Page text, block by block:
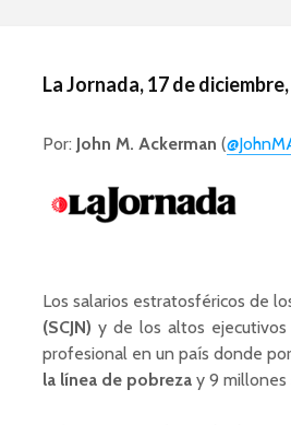
La Jornada, 17 de
Por: John M. Ackerman (
Los salarios estratosféricos de
(SCJN) y de los altos
profesional en un país donde
la línea de pobreza y 9 millones